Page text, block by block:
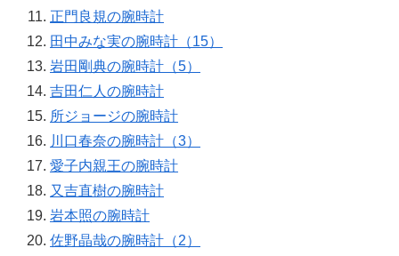
正門良規の腕時計
田中みな実の腕時計（15）
岩田剛典の腕時計（5）
吉田仁人の腕時計
所ジョージの腕時計
川口春奈の腕時計（3）
愛子内親王の腕時計
又吉直樹の腕時計
岩本照の腕時計
佐野晶哉の腕時計（2）